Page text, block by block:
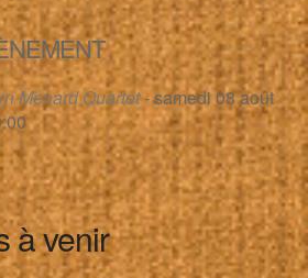
Menard Quartet- samedi 08 août
à venir